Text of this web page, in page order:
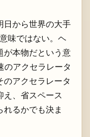
日から世界の大手
味ではない。ヘ
が本物だという意
アクセラレータ
アクセラレータ
え、省スペース
るかでも決ま